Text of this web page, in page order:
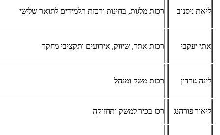
​ליאת ניסנוב רכזת מלגות, בחינות ורכזת תלמידים לתואר שלישי
אתי יעקבי רכזת אתר, שיווק, אירועים ותקציבי מחקר
לינה גורדון רכזת משק ומנהל
ליאור פורהנג רכז בכיר למשק ותחזוקה